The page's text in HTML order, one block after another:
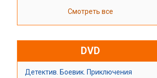
Смотреть все
DVD
Детектив. Боевик. Приключения